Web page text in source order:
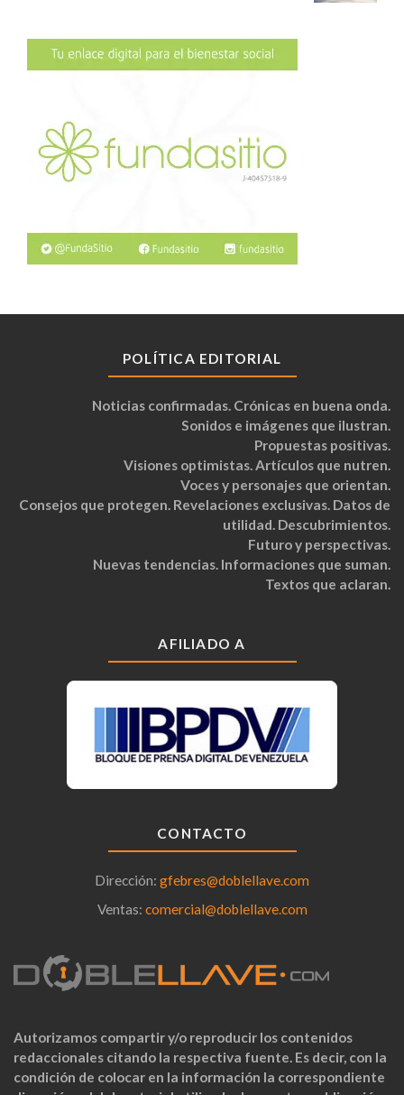
POLÍTICA EDITORIAL
Noticias confirmadas. Crónicas en buena onda.
Sonidos e imágenes que ilustran.
Propuestas positivas.
Visiones optimistas. Artículos que nutren.
Voces y personajes que orientan.
Consejos que protegen. Revelaciones exclusivas. Datos de
utilidad. Descubrimientos.
Futuro y perspectivas.
Nuevas tendencias. Informaciones que suman.
Textos que aclaran.
AFILIADO A
CONTACTO
Dirección: gfebres@doblellave.com
Ventas: comercial@doblellave.com
Autorizamos compartir y/o reproducir los contenidos
redaccionales citando la respectiva fuente. Es decir, con la
condición de colocar en la información la correspondiente